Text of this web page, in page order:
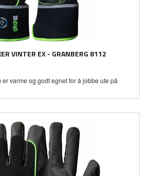
VINTER EX - GRANBERG 8112
varme og godt egnet for å jobbe ute på